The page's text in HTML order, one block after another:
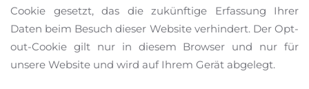
Cookie gesetzt, das die zukünftige Erfassung Ihrer
Daten beim Besuch dieser Website verhindert. Der Opt-
out-Cookie gilt nur in diesem Browser und nur für
unsere Website und wird auf Ihrem Gerät abgelegt.